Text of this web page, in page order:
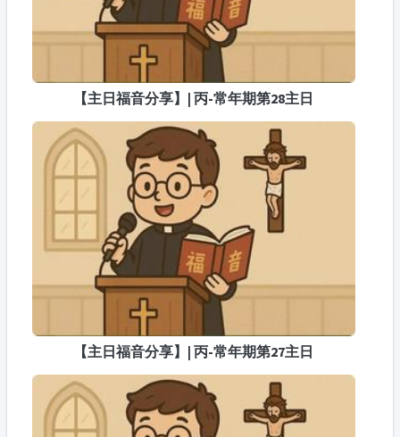
【主日福音分享】| 丙-常年期第28主日
【主日福音分享】| 丙-常年期第27主日